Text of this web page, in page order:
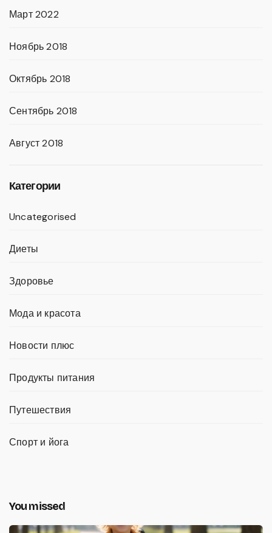
Март 2022
Ноябрь 2018
Октябрь 2018
Сентябрь 2018
Август 2018
Категории
Uncategorised
Диеты
Здоровье
Мода и красота
Новости плюс
Продукты питания
Путешествия
Спорт и йога
You missed